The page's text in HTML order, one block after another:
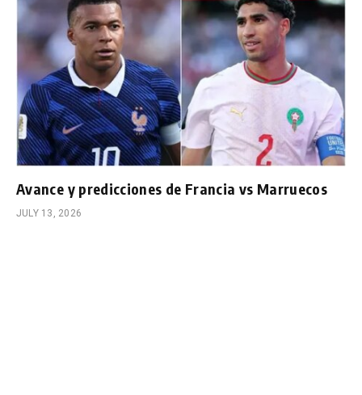
Avance y predicciones de Francia vs Marruecos
JULY 13, 2026